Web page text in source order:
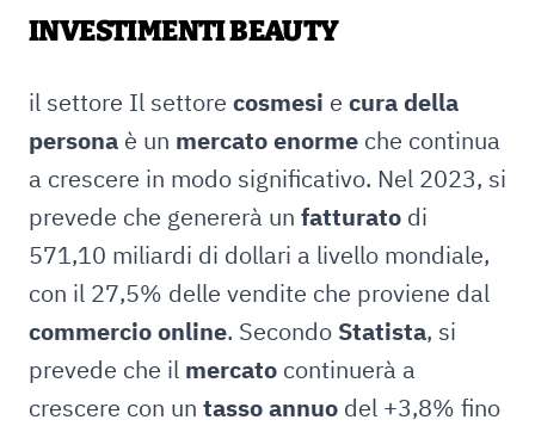
INVESTIMENTI BEAUTY
il settore Il settore cosmesi e cura della
persona è un mercatoenorme che continua
a crescere in modo significativo. Nel 2023, si
prevede che genererà un fatturato di
571,10 miliardi di dollari a livello mondiale,
con il 27,5% delle vendite che proviene dal
commercio online. Secondo Statista, si
prevede che il mercato continuerà a
crescere con un tasso annuo del +3,8% fino